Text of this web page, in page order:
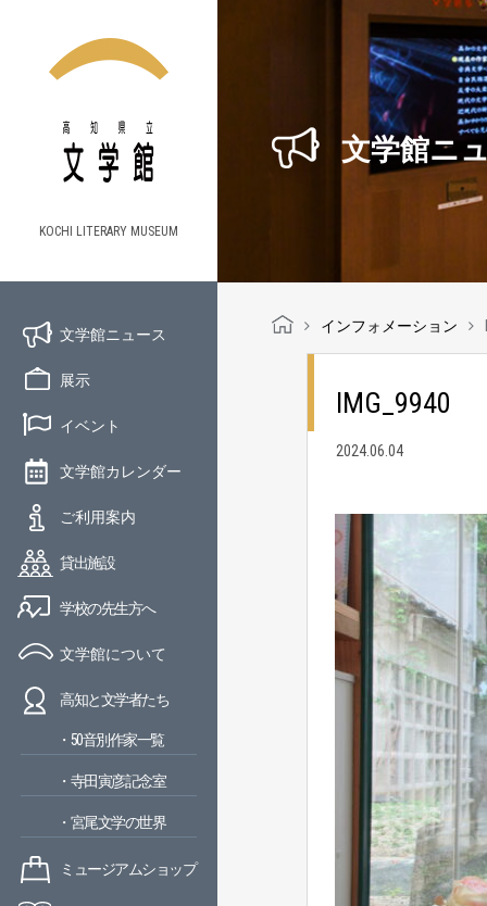
KOCHI LITERARY MUSEUM
文学館ニュース
展示
イベント
文学館カレンダー
ご利用案内
貸出施設
学校の先生方へ
文学館について
高知と文学者たち
・50音別作家一覧
・寺田寅彦記念室
・宮尾文学の世界
ミュージアムショップ
文学館ニ
インフォメーション
IMG_9940
2024.06.04